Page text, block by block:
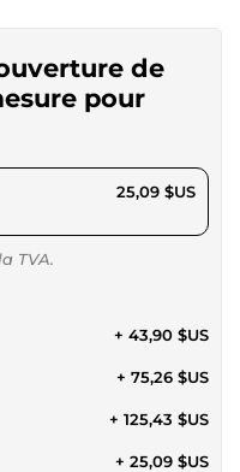
de
pour
25,09 $US
TVA.
+ 43,90 $US
+ 75,26 $US
+ 125,43 $US
+ 25,09 $US